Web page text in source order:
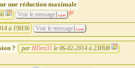
une réduction maximale
Voir le message à part
à 19H36 Voir le message à part
? par HDen31 le 06-02-2014 à 23H08